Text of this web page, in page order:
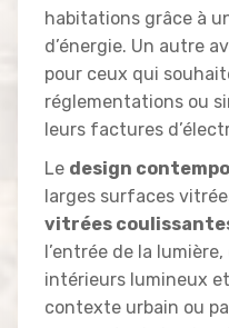
habitations grâce à
d’énergie. Un autre
pour ceux qui
réglementations ou
leurs factures
Le design
larges surfaces
vitrées
l’entrée de la
intérieurs lumineux
contexte urbain ou